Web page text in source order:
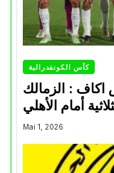
كأس الكونفدرالية
اكاف : الزمالك
Mai 1, 2026